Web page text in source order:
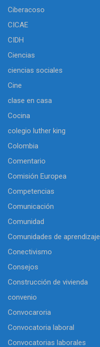
Ciberacoso
CICAE
CIDH
Ciencias
ciencias sociales
Cine
clase en casa
Cocina
colegio luther king
Colombia
Comentario
Comisión Europea
Competencias
Comunicación
Comunidad
Comunidades de aprendizaje
Conectivismo
Consejos
Construcción de vivienda
convenio
Convocaroria
Convocatoria laboral
Convocatorias laborales